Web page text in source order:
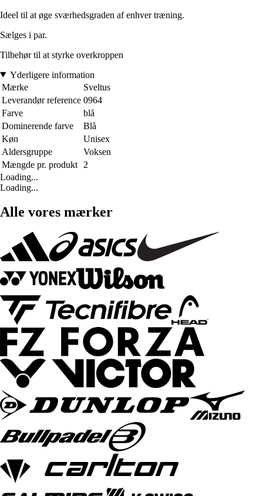
Ideel til at øge sværhedsgraden af enhver træning.
Sælges i par.
Tilbehør til at styrke overkroppen
Yderligere information
Mærke
Sveltus
Leverandør reference 0964
Farve
blå
Dominerende farve
Blå
Køn
Unisex
Aldersgruppe
Voksen
Mængde pr. produkt
2
Loading...
Loading...
Alle vores mærker